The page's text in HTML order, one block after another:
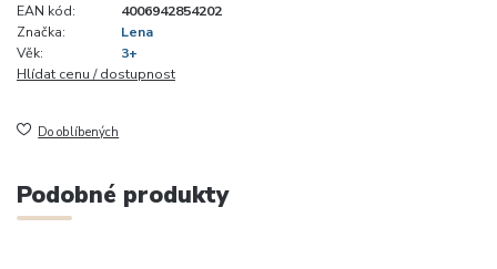
EAN kód:
4006942854202
Značka:
Lena
Věk:
3+
Hlídat cenu / dostupnost
Do oblíbených
Podobné produkty